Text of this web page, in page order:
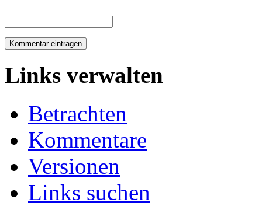
Links verwalten
Betrachten
Kommentare
Versionen
Links suchen